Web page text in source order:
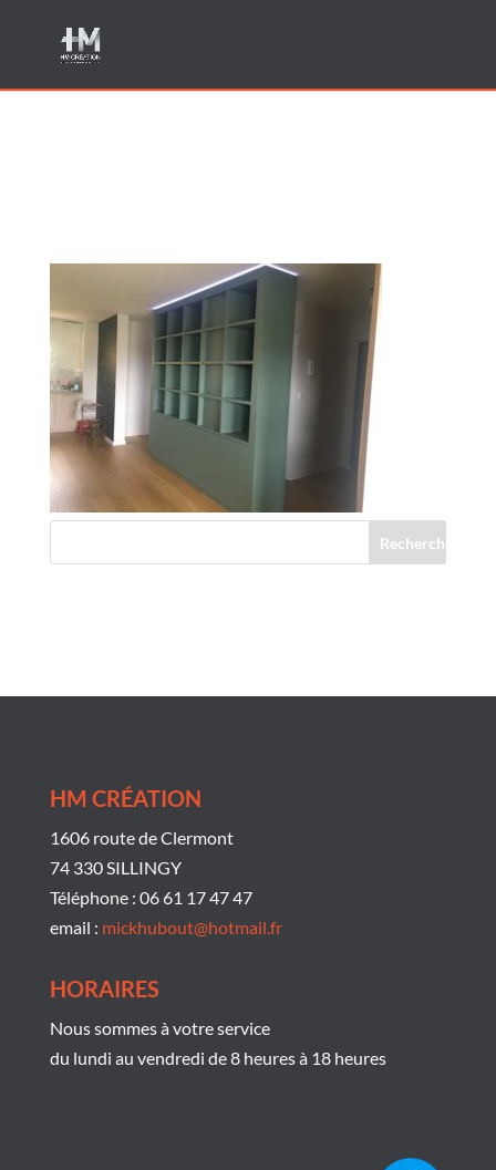
HM CRÉATION
1606 route de Clermont
74 330 SILLINGY
Téléphone : 06 61 17 47 47
email : mickhubout@hotmail.fr
HORAIRES
Nous sommes à votre service
du lundi au vendredi de 8 heures à 18 heures